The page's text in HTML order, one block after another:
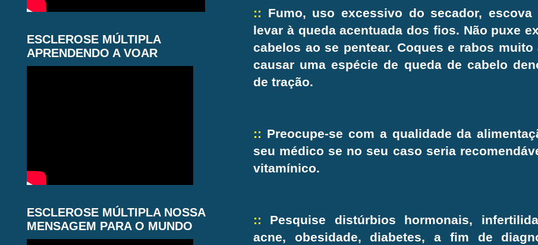
:: Fumo, uso excessivo do secador,
levar à queda acentuada dos fios. Não puxe
cabelos ao se pentear. Coques e rabos muito
causar uma espécie de queda de cabelo
de tração.
:: Preocupe-se com a qualidade da
seu médico se no seu caso seria
vitamínico.
:: Pesquise distúrbios hormonais,
acne, obesidade, diabetes, a fim de
ESCLEROSE MÚLTIPLA
APRENDENDO A VOAR
ESCLEROSE MÚLTIPLA NOSSA
MENSAGEM PARA O MUNDO